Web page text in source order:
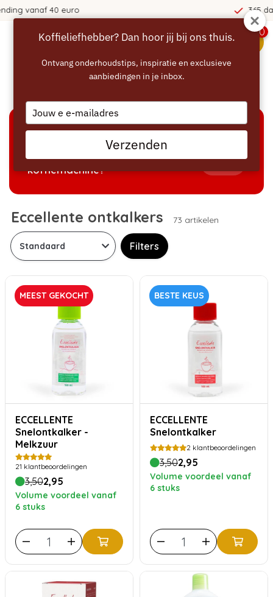
0
Welke producten passen bij mijn
koffiemachine?
Eccellente ontkalkers 73 artikelen
Filters
MEEST GEKOCHT
ECCELLENTE
Snelontkalker -
Melkzuur
21 klantbeoordelingen
3,502,95
Volume voordeel vanaf
6 stuks
BESTE KEUS
ECCELLENTE
Snelontkalker
2 klantbeoordelingen
3,502,95
Volume voordeel vanaf
6 stuks
Koffieliefhebber? Dan hoor jij bij ons thuis.
Ontvang onderhoudstips, inspiratie en exclusieve
aanbiedingen in je inbox.
Type
your
email
Verzenden